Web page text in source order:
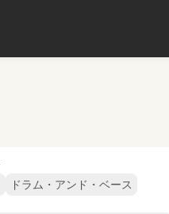
ドラム・アンド・ベース